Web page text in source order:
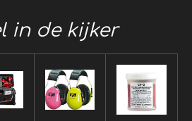
in de kijker